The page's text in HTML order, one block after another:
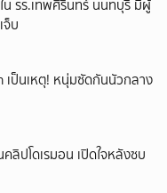
น รร.เทพศิรินทร์ นนทบุรี มีผู้
จ็บ
ป็นเหตุ! หนุ่มซัดกันนัวกลาง
คลิปโดเรมอน เปิดใจหลังซบ